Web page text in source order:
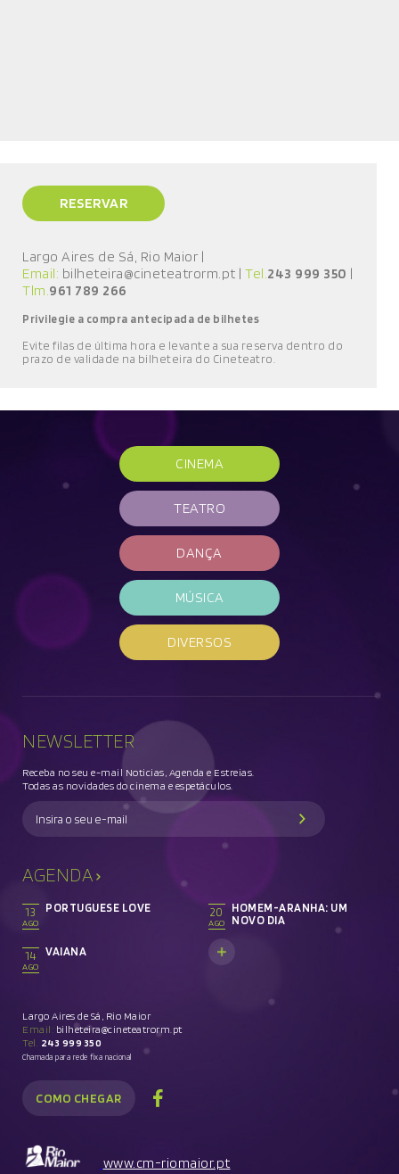
RESERVAR
Largo Aires de Sá, Rio Maior |
Email: bilheteira@cineteatrorm.pt | Tel.243 999 350 |
Tlm.961 789 266
Privilegie a compra antecipada de bilhetes
Evite filas de última hora e levante a sua reserva dentro do
prazo de validade na bilheteira do Cineteatro
CINEMA
TEATRO
DANÇA
MÚSICA
DIVERSOS
NEWSLETTER
Receba no seu e-mail Noticias, Agenda e Estreias.
Todas as novidades do cinema e espetáculos.
AGENDA
13
AGO
PORTUGUESE LOVE
14
AGO
VAIANA
20
AGO
HOMEM-ARANHA: UM
NOVO DIA
Largo Aires de Sá, Rio Maior
Email: bilheteira@cineteatrorm.pt
Tel. 243 999 350
Chamada para rede fixa nacional
COMO CHEGAR
www.cm-riomaior.pt